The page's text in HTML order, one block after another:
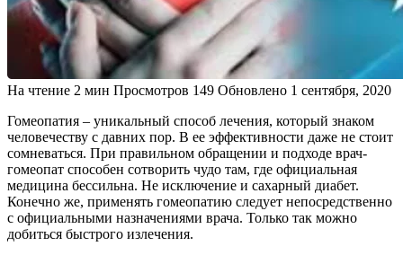
На чтение 2 мин Просмотров 149 Обновлено 1 сентября, 2020
Гомеопатия – уникальный способ лечения, который знаком
человечеству с давних пор. В ее эффективности даже не стоит
сомневаться. При правильном обращении и подходе врач-
гомеопат способен сотворить чудо там, где официальная
медицина бессильна. Не исключение и сахарный диабет.
Конечно же, применять гомеопатию следует непосредственно
с официальными назначениями врача. Только так можно
добиться быстрого излечения.